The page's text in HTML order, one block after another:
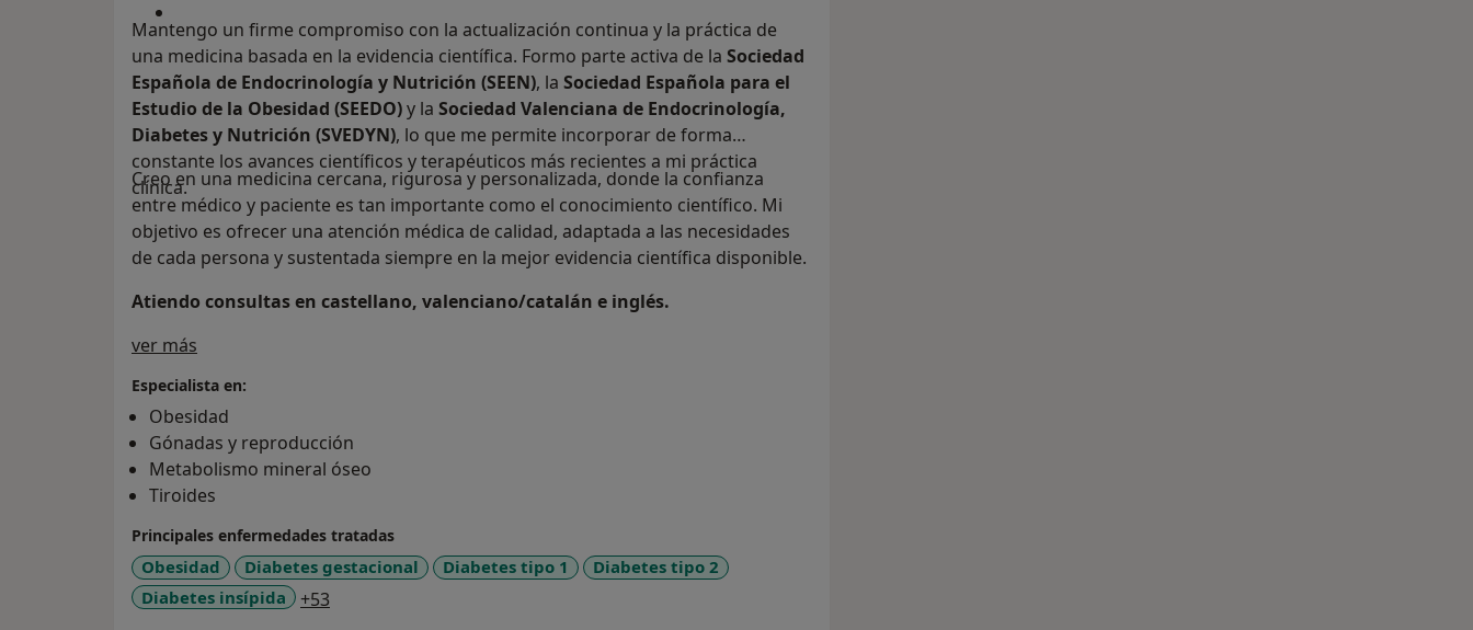
Mantengo un firme compromiso con la actualización continua y la práctica de
una medicina basada en la evidencia científica. Formo parte activa de la Sociedad
Española de Endocrinología y Nutrición (SEEN), la Sociedad Española para el
Estudio de la Obesidad (SEEDO)y la Sociedad Valenciana de Endocrinología,
Diabetes y Nutrición (SVEDYN), lo que me permite incorporar de forma
constante los avances científicos y terapéuticos más recientes a mi práctica
clínica.
Creo en una medicina cercana, rigurosa y personalizada, donde la confianza
entre médico y paciente es tan importante como el conocimiento científico. Mi
objetivo es ofrecer una atención médica de calidad, adaptada a las necesidades
de cada persona y sustentada siempre en la mejor evidencia científica disponible.
Atiendo consultas en castellano, valenciano/catalán e inglés.
ver más
Especialista en:
Obesidad
Gónadas y reproducción
Metabolismo mineral óseo
Tiroides
Principales enfermedades tratadas
Obesidad Diabetes gestacional Diabetes tipo 1
Diabetes tipo 2
Diabetes insípida
+53